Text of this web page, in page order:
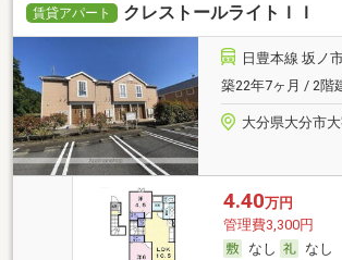
賃貸アパート クレストールライトＩＩ
日豊本線 坂ノ
築22年7ヶ月 / 2階
大分県大分市
4.40万円
管理費3,300円
なし
なし